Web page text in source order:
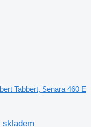
Tabbert, Senara 460 E
skladem